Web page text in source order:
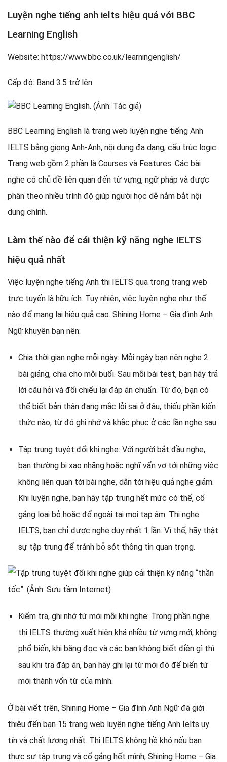
Luyện nghe tiếng anh ielts hiệu quả với BBC
Learning English
Website: https://www.bbc.co.uk/learningenglish/
Cấp độ: Band 3.5 trở lên
BBC Learning English là trang web luyện nghe tiếng Anh
IELTS bằng giọng Anh-Anh, nội dung đa dạng, cấu trúc logic.
Trang web gồm 2 phần là Courses và Features. Các bài
nghe có chủ đề liên quan đến từ vựng, ngữ pháp và được
phân theo nhiều trình độ giúp người học dễ nắm bắt nội
dung chính.
Làm thế nào để cải thiện kỹ năng nghe IELTS
hiệu quả nhất
Việc luyện nghe tiếng Anh thi IELTS qua trong trang web
trực tuyến là hữu ích. Tuy nhiên, việc luyện nghe như thế
nào để mang lại hiệu quả cao. Shining Home – Gia đình Anh
Ngữ khuyên bạn nên:
Chia thời gian nghe mỗi ngày: Mỗi ngày bạn nên nghe 2
bài giảng, chia cho mỗi buổi. Sau mỗi bài test, bạn hãy trả
lời câu hỏi và đối chiếu lại đáp án chuẩn. Từ đó, bạn có
thể biết bản thân đang mắc lỗi sai ở đâu, thiếu phần kiến
thức nào, từ đó ghi nhớ và khắc phục ở các lần nghe sau.
Tập trung tuyệt đối khi nghe: Với người bắt đầu nghe,
bạn thường bị xao nhãng hoặc nghĩ vẩn vơ tới những việc
không liên quan tới bài nghe, dẫn tới hiệu quả nghe giảm.
Khi luyện nghe, bạn hãy tập trung hết mức có thể, cố
gắng loại bỏ hoặc để ngoài tai mọi tạp âm. Thi nghe
IELTS, bạn chỉ được nghe duy nhất 1 lần. Vì thế, hãy thật
sự tập trung để tránh bỏ sót thông tin quan trọng.
Kiểm tra, ghi nhớ từ mới mỗi khi nghe: Trong phần nghe
thi IELTS thường xuất hiện khá nhiều từ vựng mới, không
phổ biến, khi băng đọc và các bạn không biết điền gì thì
sau khi tra đáp án, bạn hãy ghi lại từ mới đó để biến từ
mới thành vốn từ của mình.
Ở bài viết trên, Shining Home – Gia đình Anh Ngữ đã giới
thiệu đến bạn 15 trang web luyện nghe tiếng Anh Ielts uy
tín và chất lượng nhất. Thi IELTS không hề khó nếu bạn
thực sự tập trung và cố gắng hết mình, Shining Home – Gia